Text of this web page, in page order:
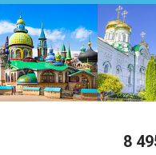
8